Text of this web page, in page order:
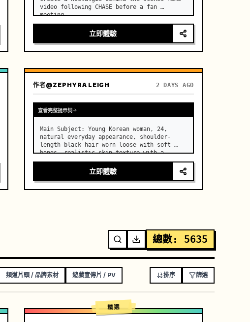
video following CHASE before a fan
meeting. …
立即體驗
作者@ZEPHYRA LEIGH 2 DAYS AGO
查看完整提示詞
Main Subject: Young Korean woman, 24,
natural everyday appearance, shoulder-
length black hair worn loose with soft
bangs, realistic skin texture with a
natural evening glow, minimal makeup,
relaxed and cheerful personality. …
立即體驗
總數: 5635
頻道片頭 / 品牌素材 遊戲宣傳片 / PV 排序 篩選
精選